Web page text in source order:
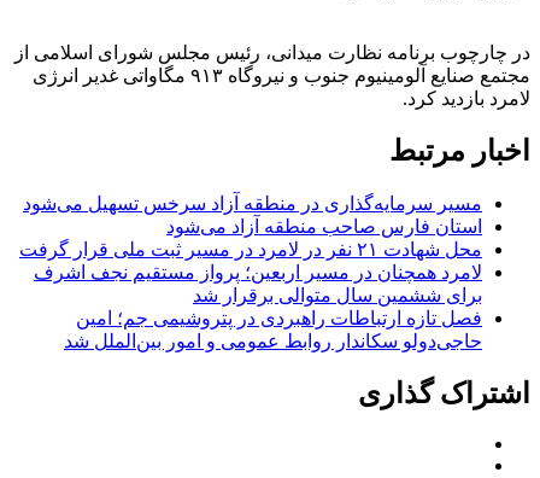
در چارچوب برنامه نظارت میدانی، رئیس مجلس شورای اسلامی از
مجتمع صنایع آلومینیوم جنوب و نیروگاه ۹۱۳ مگاواتی غدیر انرژی
لامرد بازدید کرد.
اخبار مرتبط
مسیر سرمایه‌گذاری در منطقه آزاد سرخس تسهیل می‌شود
استان فارس صاحب منطقه آزاد می‌شود
محل شهادت ۲۱ نفر در لامرد در مسیر ثبت ملی قرار گرفت
لامرد همچنان در مسیر اربعین؛ پرواز مستقیم نجف اشرف
برای ششمین سال متوالی برقرار شد
فصل تازه ارتباطات راهبردی در پتروشیمی جم؛ امین
حاجی‌دولو سکاندار روابط عمومی و امور بین‌الملل شد
اشتراک گذاری